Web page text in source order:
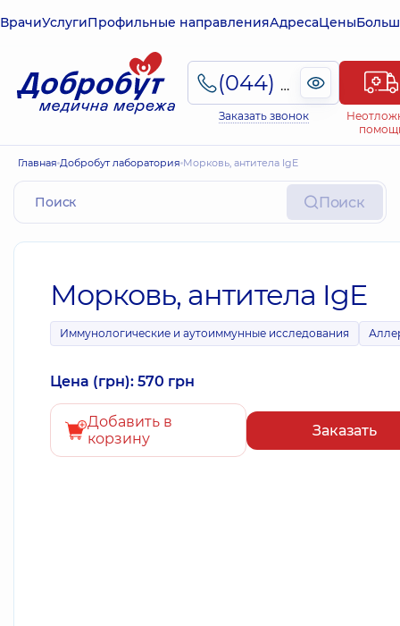
ВрачиУслугиПрофильные направленияАдресаЦены
(044) 495-2-888
Заказать звонок
Главная Добробут лаборатория Морковь, антитела IgE
Поиск
Морковь, антитела IgE
Иммунологические и аутоиммунные исследования
Цена (грн): 570 грн
Добавить в
корзину
Заказать